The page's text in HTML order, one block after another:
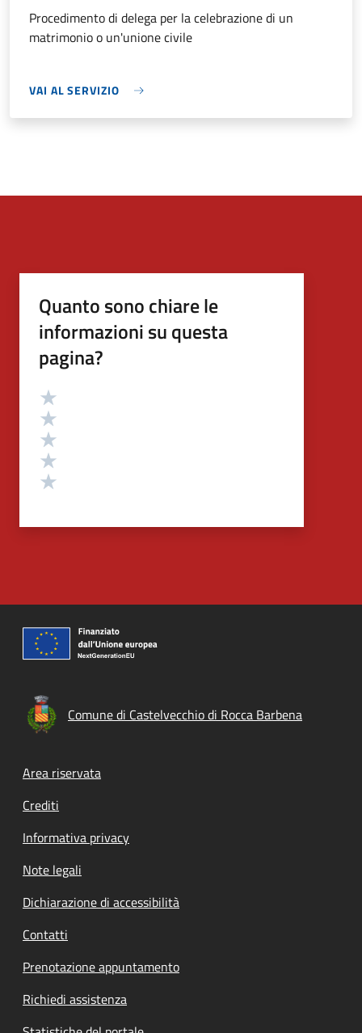
Procedimento di delega per la celebrazione di un
matrimonio o un'unione civile
VAI AL SERVIZIO
Quanto sono chiare le
informazioni su questa
pagina?
Valutazione
Comune di Castelvecchio di Rocca Barbena
Footer menu
Area riservata
Crediti
Informativa privacy
Note legali
Dichiarazione di accessibilità
Contatti
Prenotazione appuntamento
Richiedi assistenza